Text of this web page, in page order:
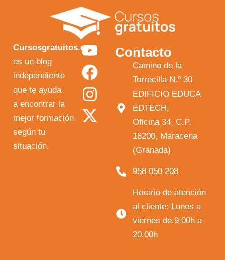
Cursosgratuitos.es
es un blog
independiente
que te ayuda
a encontrar la
mejor formación
según tu
situación.
Y
o
u
t
u
F
a
c
e
b
I
n
s
t
a
X
-
t
w
i
Contacto
Camino de la
Torrecilla N.º 30
EDIFICIO EDUCA
EDTECH,
Oficina 34, C.P.
18200, Maracena
(Granada)
958 050 208
Horario de atención
al cliente: Lunes a
viernes de 9.00h a
20.00h